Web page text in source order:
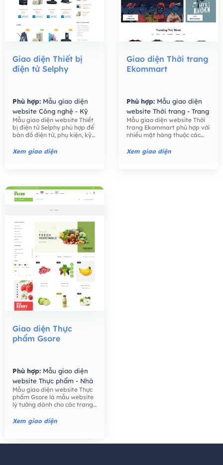
Giao diện Thiết bị
điện tử Selphy
Phù hợp: Mẫu giao diện
website Công nghệ - Kỹ
thuật số,Mẫu giao diện
website Bán hàng -
Thương mại điện tử,
Mẫu giao diện website Thiết
bị điện tử Selphy phù hợp để
bán đồ điện tử, phụ kiện, kỹ
tính, máy ảnh, các phụ kiện
điện tử,….
Xem giao diện
Giao diện Thời trang
Ekommart
Phù hợp: Mẫu giao diện
website Thời trang - Trang
Sức,Mẫu giao diện
website Bán hàng -
Thương mại điện tử,
Mẫu giao diện website Thời
trang Ekommart phù hợp với
nhiều mặt hàng thuộc các
thực phẩm, công nghệ, đồ
chơi trẻ em, đồng hồ, …
Xem giao diện
Giao diện Thực
phẩm Gsore
Phù hợp: Mẫu giao diện
website Thực phẩm - Nhà
Hàng,Mẫu giao diện
website Bán hàng -
Thương mại điện tử,
Mẫu giao diện website Thực
phẩm Gsore là mẫu website
lý tưởng dành cho các trang
phẩm, công ty thực phẩm,
thực phẩm hữu cơ, nước ép
Xem giao diện